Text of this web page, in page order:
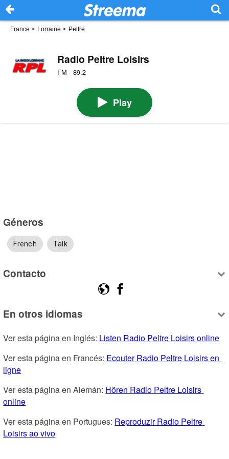
France > Lorraine > Peltre
Radio Peltre Loisirs
FM · 89.2
Play
Géneros
French Talk
Contacto
En otros idiomas
Ver esta página en Inglés: Listen Radio Peltre Loisirs online
Ver esta página en Francés: Ecouter Radio Peltre Loisirs en
ligne
Ver esta página en Alemán: Hören Radio Peltre Loisirs
online
Ver esta página en Portugues: Reproduzir Radio Peltre
Loisirs ao vivo